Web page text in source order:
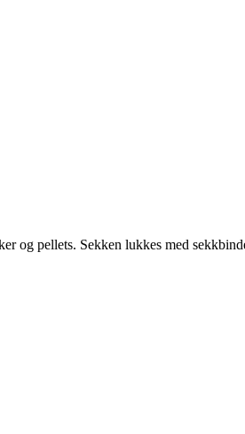
og pellets. Sekken lukkes med